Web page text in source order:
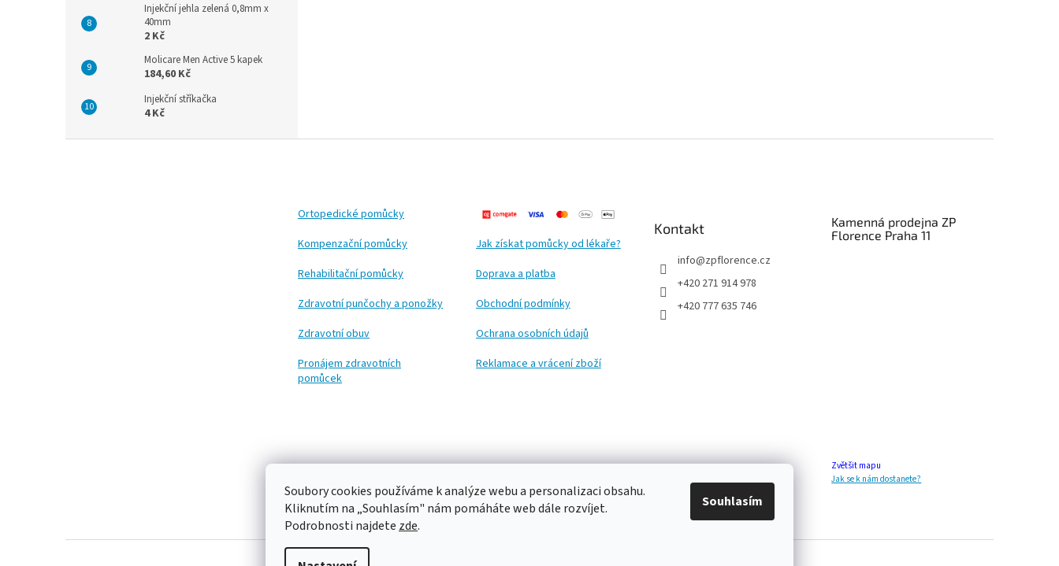
Soubory cookies používáme k analýze webu a personalizaci obsahu.
Kliknutím na „Souhlasím" nám pomáháte web dále rozvíjet.
Podrobnosti najdete zde.
Souhlasím
Injekční jehla zelená 0,8mm x
40mm
2 Kč
Molicare Men Active 5 kapek
184,60 Kč
Injekční stříkačka
4 Kč
Ortopedické pomůcky
Kompenzační pomůcky
Rehabilitační pomůcky
Zdravotní punčochy a ponožky
Zdravotní obuv
Pronájem zdravotních
pomůcek
Jak získat pomůcky od lékaře?
Doprava a platba
Obchodní podmínky
Ochrana osobních údajů
Reklamace a vrácení zboží
Kontakt
info@zpflorence.cz
+420 271 914 978
+420 777 635 746
Kamenná prodejna ZP
Florence Praha 11
Zvětšit mapu
Jak se k nám dostanete?